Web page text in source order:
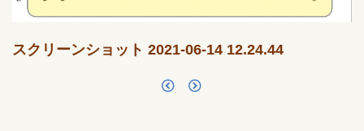
スクリーンショット 2021-06-14 12.24.44